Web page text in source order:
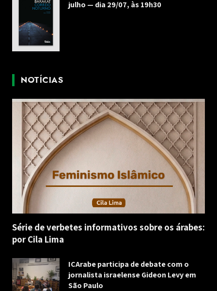
julho — dia 29/07, às 19h30
NOTÍCIAS
Série de verbetes informativos sobre os árabes:
por Cila Lima
ICArabe participa de debate com o
jornalista israelense Gideon Levy em
São Paulo